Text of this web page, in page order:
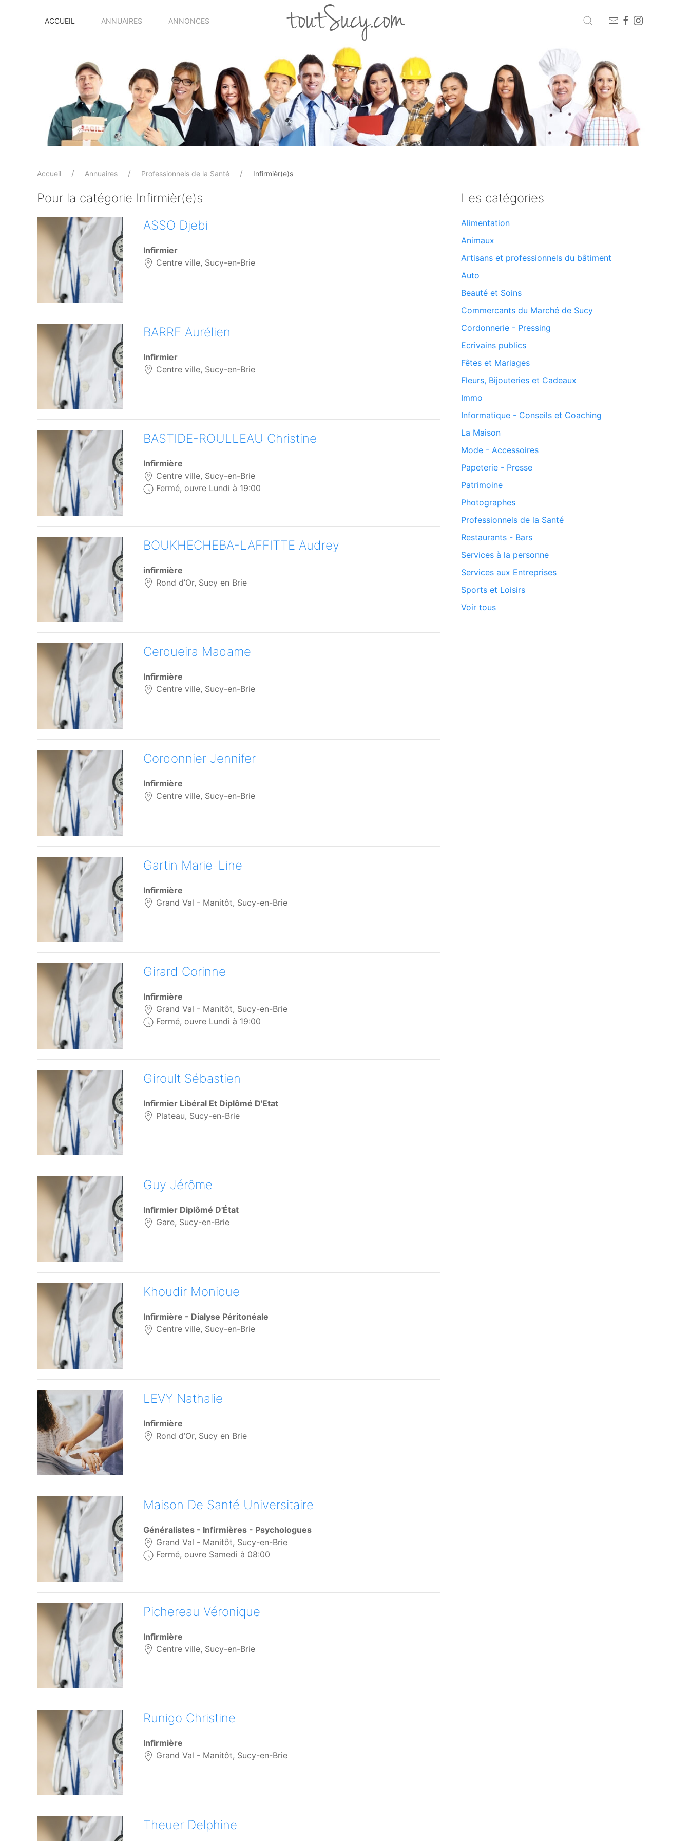
ACCUEIL ANNUAIRES ANNONCES toutSucy.com
Accueil Annuaires Professionnels de la Santé Infirmièr(e)s
Pour la catégorie Infirmièr(e)s
ASSO Djebi
Infirmier
Centre ville, Sucy-en-Brie
BARRE Aurélien
Infirmier
Centre ville, Sucy-en-Brie
BASTIDE-ROULLEAU Christine
Infirmière
Centre ville, Sucy-en-Brie
Fermé, ouvre Lundi à 19:00
BOUKHECHEBA-LAFFITTE Audrey
infirmière
Rond d’Or, Sucy en Brie
Cerqueira Madame
Infirmière
Centre ville, Sucy-en-Brie
Cordonnier Jennifer
Infirmière
Centre ville, Sucy-en-Brie
Gartin Marie-Line
Infirmière
Grand Val - Manitôt, Sucy-en-Brie
Girard Corinne
Infirmière
Grand Val - Manitôt, Sucy-en-Brie
Fermé, ouvre Lundi à 19:00
Giroult Sébastien
Infirmier Libéral Et Diplômé D'Etat
Plateau, Sucy-en-Brie
Guy Jérôme
Infirmier Diplômé D'État
Gare, Sucy-en-Brie
Khoudir Monique
Infirmière - Dialyse Péritonéale
Centre ville, Sucy-en-Brie
LEVY Nathalie
Infirmière
Rond d’Or, Sucy en Brie
Maison De Santé Universitaire
Généralistes - Infirmières - Psychologues
Grand Val - Manitôt, Sucy-en-Brie
Fermé, ouvre Samedi à 08:00
Pichereau Véronique
Infirmière
Centre ville, Sucy-en-Brie
Runigo Christine
Infirmière
Grand Val - Manitôt, Sucy-en-Brie
Theuer Delphine
Les catégories
Alimentation
Animaux
Artisans et professionnels du bâtiment
Auto
Beauté et Soins
Commercants du Marché de Sucy
Cordonnerie - Pressing
Ecrivains publics
Fêtes et Mariages
Fleurs, Bijouteries et Cadeaux
Immo
Informatique - Conseils et Coaching
La Maison
Mode - Accessoires
Papeterie - Presse
Patrimoine
Photographes
Professionnels de la Santé
Restaurants - Bars
Services à la personne
Services aux Entreprises
Sports et Loisirs
Voir tous